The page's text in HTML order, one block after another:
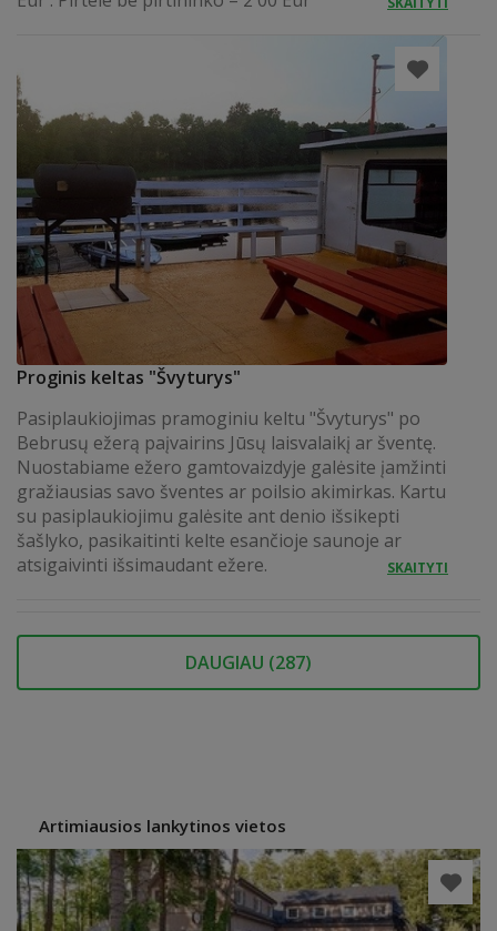
Proginis keltas "Švyturys"
Pasiplaukiojimas pramoginiu keltu "Švyturys" po
Bebrusų ežerą paįvairins Jūsų laisvalaikį ar šventę.
Nuostabiame ežero gamtovaizdyje galėsite įamžinti
gražiausias savo šventes ar poilsio akimirkas. Kartu
su pasiplaukiojimu galėsite ant denio išsikepti
šašlyko, pasikaitinti kelte esančioje saunoje ar
atsigaivinti išsimaudant ežere.
SKAITYTI
DAUGIAU (287)
Artimiausios lankytinos vietos